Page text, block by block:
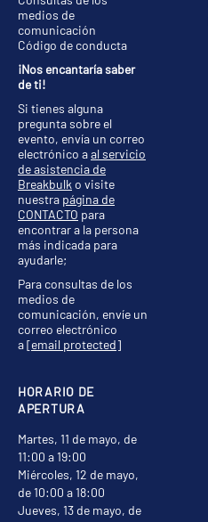
HORARIO DE
APERTURA
Martes, 11 de mayo, de
11:00 a 19:00
Miércoles, 12 de mayo,
de 10:00 a 18:00
Jueves, 13 de mayo, de
medios de
comunicación
Código de conducta
¡Nos encantaría saber
de ti!
Si tienes alguna
pregunta sobre el
evento, envía un correo
electrónico aal servicio
de asistencia de
Breakbulk o visite
nuestra página de
CONTACTO para
encontrar a la persona
más indicada para
ayudarle;
Para consultas de los
medios de
comunicación, envíe un
correo electrónico
a[email protected]